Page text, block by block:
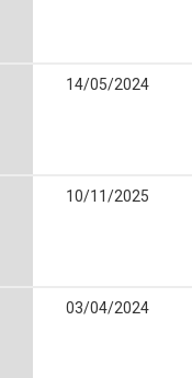
14/05/2024
10/11/2025
03/04/2024